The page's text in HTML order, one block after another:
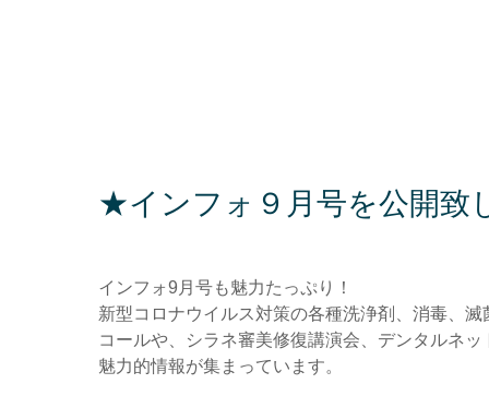
★インフォ９月号を公開致
​インフォ9月号も魅力たっぷり！
新型コロナウイルス対策の各種洗浄剤、消毒、
コールや、シラネ審美修復講演会、デンタルネ
魅力的情報が集まっています。